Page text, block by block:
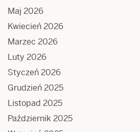
Maj 2026
Kwiecień 2026
Marzec 2026
Luty 2026
Styczeń 2026
Grudzień 2025
Listopad 2025
Październik 2025